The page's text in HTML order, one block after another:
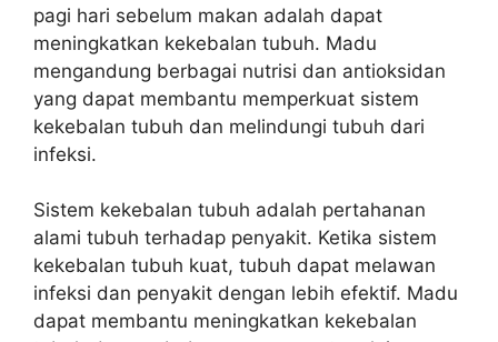
pagi hari sebelum makan adalah dapat
meningkatkan kekebalan tubuh. Madu
mengandung berbagai nutrisi dan antioksidan
yang dapat membantu memperkuat sistem
kekebalan tubuh dan melindungi tubuh dari
infeksi.
Sistem kekebalan tubuh adalah pertahanan
alami tubuh terhadap penyakit. Ketika sistem
kekebalan tubuh kuat, tubuh dapat melawan
infeksi dan penyakit dengan lebih efektif. Madu
dapat membantu meningkatkan kekebalan